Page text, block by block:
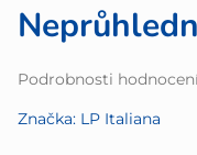
Průměrné
produktu
Podrobnosti
Značka: LP Italiana